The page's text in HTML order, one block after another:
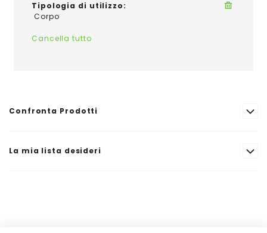
Tipologia di utilizzo
Corpo
Cancella tutto
Confronta Prodotti
La mia lista desideri